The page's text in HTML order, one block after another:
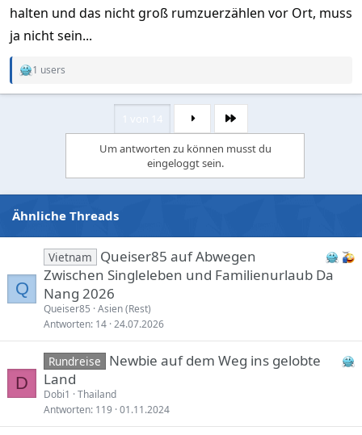
Der Vermieter benötigt eigentlich eine
Hotel Act B.E. 2547
die in der Beschreibung darauf hinweisen das im Falle einer
Strafe der Gast diese übernehmen muss. Was aber rechtlich
falsch ist.
halten und das nicht groß rumzuerzählen vor Ort, muss
ja nicht sein...
R
1 users
Letzte
Um antworten zu können musst du
eingeloggt sein.
Ähnliche Threads
Q
Vietnam
Queiser85 auf Abwegen
Zwischen Singleleben und Familienurlaub Da
Nang 2026
Queiser85 Asien (Rest)
Antworten 14 24.07.2026
D
Rundreise
Newbie auf dem Weg ins gelobte
Land
Dobi1
Thailand
Antworten 119 01.11.2024